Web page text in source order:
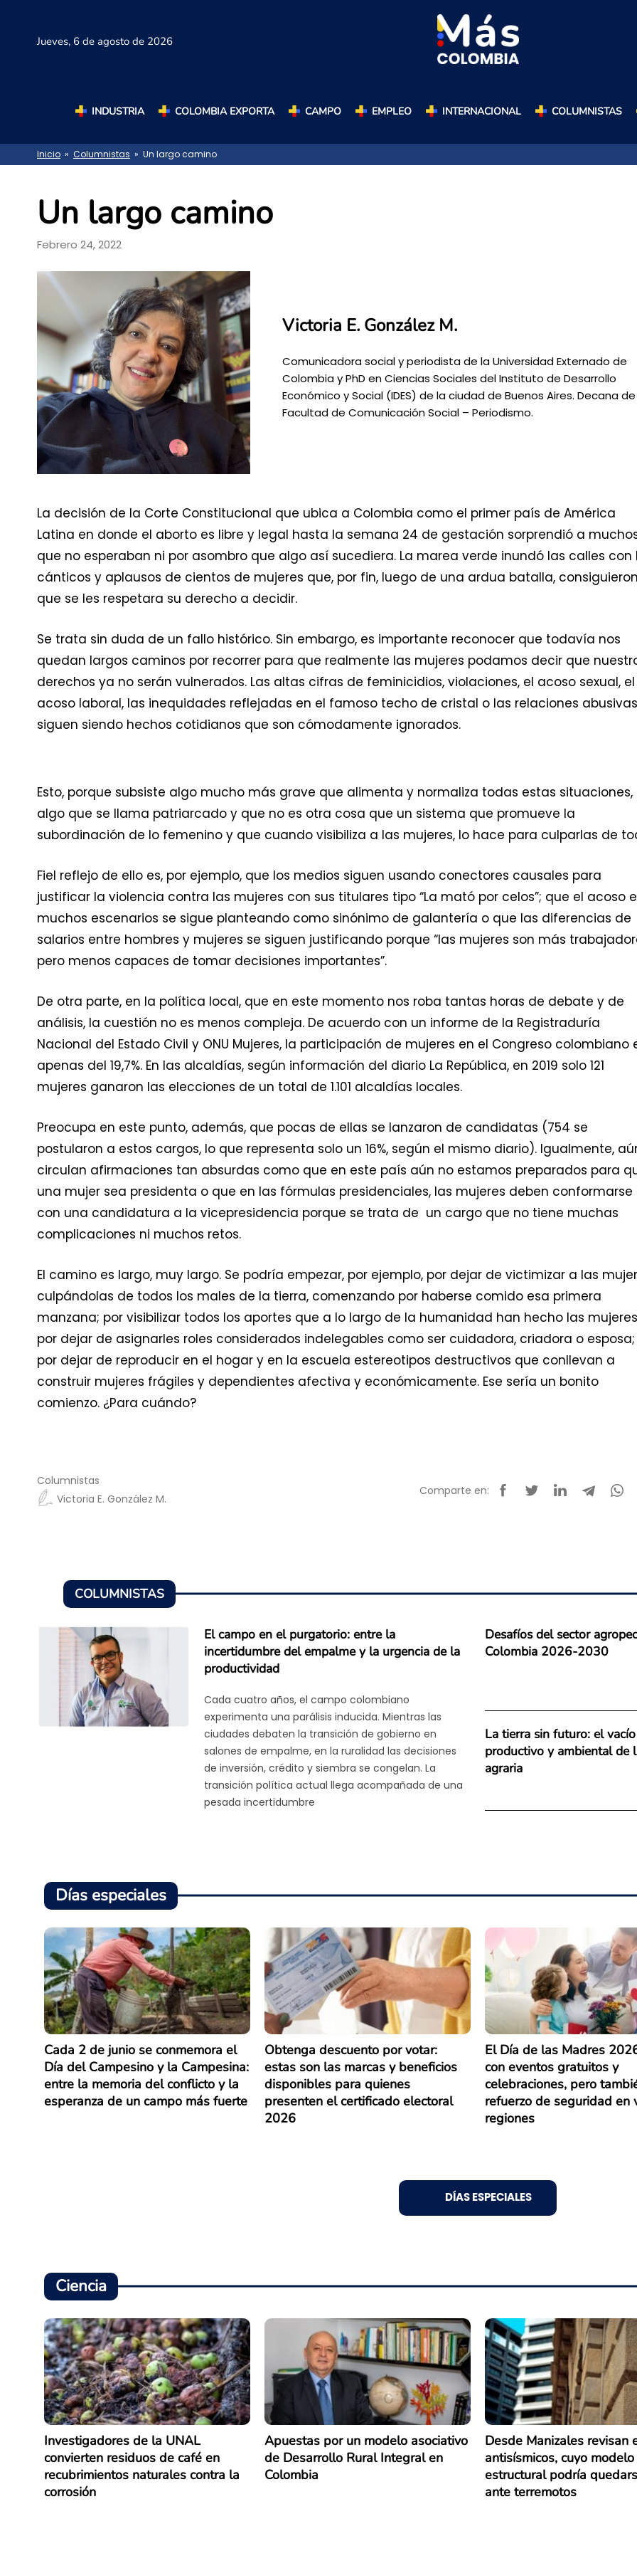
Jueves, 6 de agosto de 2026
INDUSTRIA COLOMBIA EXPORTA CAMPO EMPLEO INTERNACIONAL COLUMNISTAS
Inicio » Columnistas » Un largo camino
Un largo camino
Febrero 24, 2022
Victoria E. González M.
Comunicadora social y periodista de la Universidad Externado de
Colombia y PhD en Ciencias Sociales del Instituto de Desarrollo
Económico y Social (IDES) de la ciudad de Buenos Aires. Decana
Facultad de Comunicación Social – Periodismo.
La decisión de la Corte Constitucional que ubica a Colombia como el primer país de América
Latina en donde el aborto es libre y legal hasta la semana 24 de gestación sorprendió a
que no esperaban ni por asombro que algo así sucediera. La marea verde inundó las calles con
cánticos y aplausos de cientos de mujeres que, por fin, luego de una ardua batalla,
que se les respetara su derecho a decidir.
Se trata sin duda de un fallo histórico. Sin embargo, es importante reconocer que todavía nos
quedan largos caminos por recorrer para que realmente las mujeres podamos decir que
derechos ya no serán vulnerados. Las altas cifras de feminicidios, violaciones, el acoso sexual, el
acoso laboral, las inequidades reflejadas en el famoso techo de cristal o las relaciones abusivas
siguen siendo hechos cotidianos que son cómodamente ignorados.
Esto, porque subsiste algo mucho más grave que alimenta y normaliza todas estas situaciones,
algo que se llama patriarcado y que no es otra cosa que un sistema que promueve la
subordinación de lo femenino y que cuando visibiliza a las mujeres, lo hace para culparlas de
Fiel reflejo de ello es, por ejemplo, que los medios siguen usando conectores causales para
justificar la violencia contra las mujeres con sus titulares tipo “La mató por celos”; que el acoso
muchos escenarios se sigue planteando como sinónimo de galantería o que las diferencias de
salarios entre hombres y mujeres se siguen justificando porque “las mujeres son más
pero menos capaces de tomar decisiones importantes”.
De otra parte, en la política local, que en este momento nos roba tantas horas de debate y de
análisis, la cuestión no es menos compleja. De acuerdo con un informe de la Registraduría
Nacional del Estado Civil y ONU Mujeres, la participación de mujeres en el Congreso colombiano
apenas del 19,7%. En las alcaldías, según información del diario La República, en 2019 solo 121
mujeres ganaron las elecciones de un total de 1.101 alcaldías locales.
Preocupa en este punto, además, que pocas de ellas se lanzaron de candidatas (754 se
postularon a estos cargos, lo que representa solo un 16%, según el mismo diario). Igualmente,
circulan afirmaciones tan absurdas como que en este país aún no estamos preparados para
una mujer sea presidenta o que en las fórmulas presidenciales, las mujeres deben conformarse
con una candidatura a la vicepresidencia porque se trata de un cargo que no tiene muchas
complicaciones ni muchos retos.
El camino es largo, muy largo. Se podría empezar, por ejemplo, por dejar de victimizar a las
culpándolas de todos los males de la tierra, comenzando por haberse comido esa primera
manzana; por visibilizar todos los aportes que a lo largo de la humanidad han hecho las
por dejar de asignarles roles considerados indelegables como ser cuidadora, criadora o esposa;
por dejar de reproducir en el hogar y en la escuela estereotipos destructivos que conllevan a
construir mujeres frágiles y dependientes afectiva y económicamente. Ese sería un bonito
comienzo. ¿Para cuándo?
Columnistas
Victoria E. González M.
Comparte en:
COLUMNISTAS
El campo en el purgatorio: entre la
incertidumbre del empalme y la urgencia de la
productividad
Cada cuatro años, el campo colombiano
experimenta una parálisis inducida. Mientras las
ciudades debaten la transición de gobierno en
salones de empalme, en la ruralidad las decisiones
de inversión, crédito y siembra se congelan. La
transición política actual llega acompañada de una
pesada incertidumbre
Desafíos del sector
Colombia 2026-2030
La tierra sin futuro: el vacío
productivo y ambiental de
agraria
Días especiales
Cada 2 de junio se conmemora el
Día del Campesino y la Campesina:
entre la memoria del conflicto y la
esperanza de un campo más fuerte
Obtenga descuento por votar:
estas son las marcas y beneficios
disponibles para quienes
presenten el certificado electoral
2026
El Día de las Madres
con eventos gratuitos y
celebraciones, pero
refuerzo de seguridad en
regiones
DÍAS ESPECIALES
Ciencia
Investigadores de la UNAL
convierten residuos de café en
recubrimientos naturales contra la
corrosión
Apuestas por un modelo asociativo
de Desarrollo Rural Integral en
Colombia
Desde Manizales revisan
antisísmicos, cuyo modelo
estructural podría
ante terremotos